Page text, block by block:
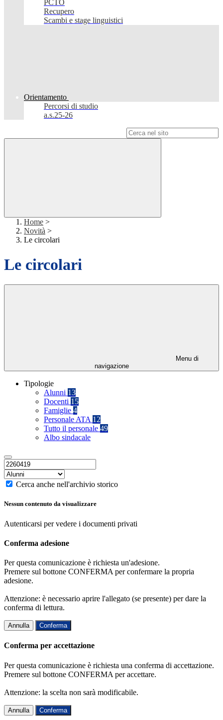
PCTO
Recupero
Scambi e stage linguistici
Orientamento
Percorsi di studio
a.s.25-26
Home >
Novità >
Le circolari
Le circolari
Menu di
navigazione
Tipologie
Alunni 13
Docenti 15
Famiglie 4
Personale ATA 12
Tutto il personale 49
Albo sindacale
Cerca anche nell'archivio storico
Nessun contenuto da visualizzare
Autenticarsi per vedere i documenti privati
Conferma adesione
Per questa comunicazione è richiesta un'adesione.
Premere sul bottone CONFERMA per confermare la propria
adesione.
Attenzione: è necessario aprire l'allegato (se presente) per dare la
conferma di lettura.
Annulla Conferma
Conferma per accettazione
Per questa comunicazione è richiesta una conferma di accettazione.
Premere sul bottone CONFERMA per accettare.
Attenzione: la scelta non sarà modificabile.
Annulla Conferma